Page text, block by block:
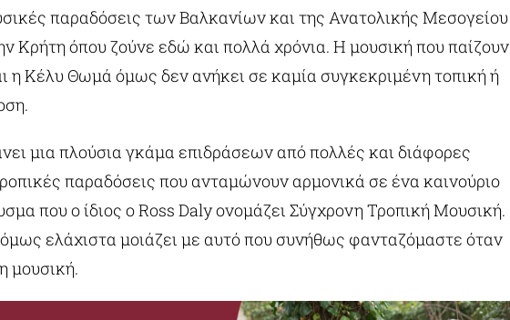
παραδόσεις των Βαλκανίων και της Ανατολικής Μεσογείου
Κρήτη όπου ζούνε εδώ και πολλά χρόνια. Η μουσική που παίζουν
η Κέλυ Θωμά όμως δεν ανήκει σε καμία συγκεκριμένη τοπική ή
μια πλούσια γκάμα επιδράσεων από πολλές και διάφορες
παραδόσεις που ανταμώνουν αρμονικά σε ένα καινούριο
που ο ίδιος ο Ross Daly ονομάζει Σύγχρονη Τροπική Μουσική.
ελάχιστα μοιάζει με αυτό που συνήθως φανταζόμαστε όταν
μουσική.